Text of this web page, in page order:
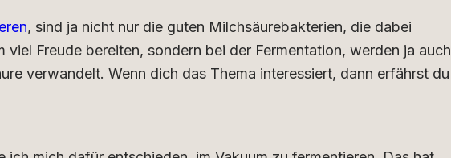
, sind ja nicht nur die guten Milchsäurebakterien, die dabei
viel Freude bereiten, sondern bei der Fermentation, werden ja auch
verwandelt. Wenn dich das Thema interessiert, dann erfährst du